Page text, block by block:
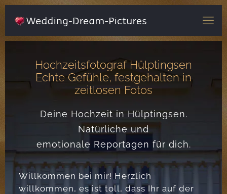
Hochzeitsfotograf Hülptingsen
Echte Gefühle, festgehalten in
zeitlosen Fotos
Deine Hochzeit in Hülptingsen.
Natürliche und
emotionale Reportagen für dich.
Willkommen bei mir! Herzlich
willkommen, es ist toll, dass Ihr auf der